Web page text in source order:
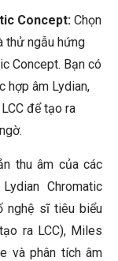
Concept: Chọn
thử ngẫu hứng
Concept. Bạn có
hợp âm Lydian,
để tạo ra
thu âm của các
Chromatic
nghệ sĩ tiêu biểu
ra LCC), Miles
và phân tích âm